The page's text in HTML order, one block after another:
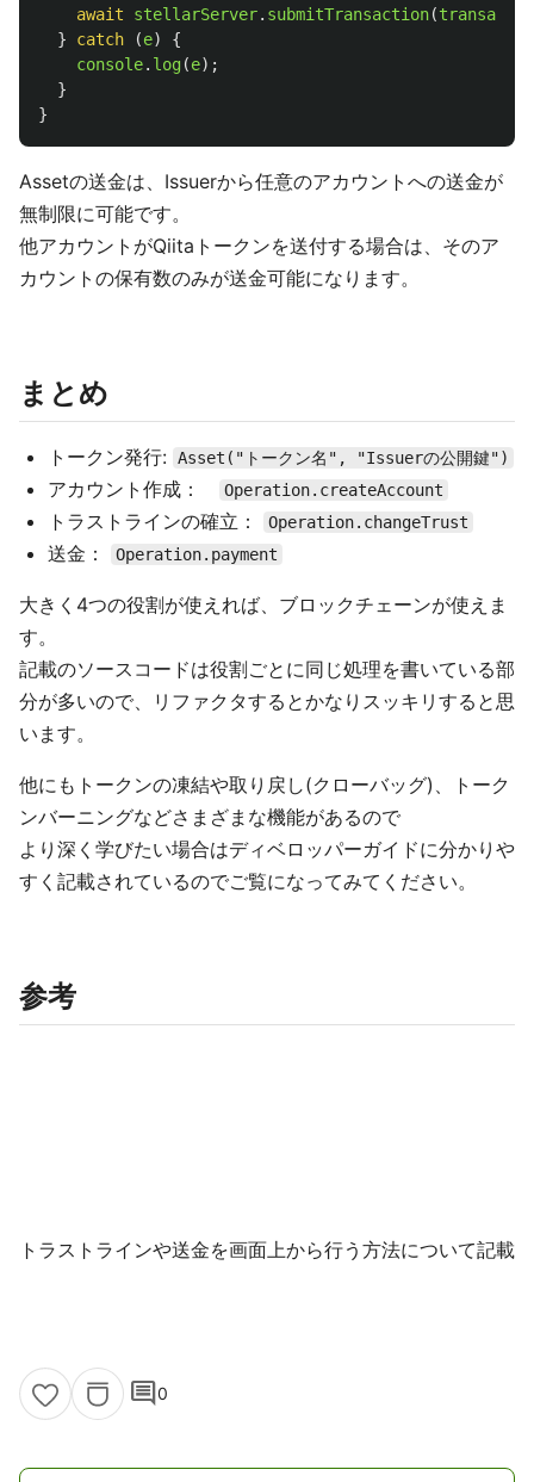
await
stellarServer. submitTransaction(
}
catch (e)
{
console. log(e);
}
}
Assetの送金は、Issuerから任意のアカウントへの送金が
無制限に可能です。
他アカウントがQiitaトークンを送付する場合は、そのア
カウントの保有数のみが送金可能になります。
まとめ
トークン発行: Asset("トークン名", "Issuerの公開鍵")
アカウント作成： Operation.createAccount
トラストラインの確立： Operation.changeTrust
送金： Operation.payment
大きく4つの役割が使えれば、ブロックチェーンが使えま
す。
記載のソースコードは役割ごとに同じ処理を書いている部
分が多いので、リファクタするとかなりスッキリすると思
います。
他にもトークンの凍結や取り戻し(クローバッグ)、トーク
ンバーニングなどさまざまな機能があるので
より深く学びたい場合はディベロッパーガイドに分かりや
すく記載されているのでご覧になってみてください。
参考
トラストラインや送金を画面上から行う方法について記載
comment0